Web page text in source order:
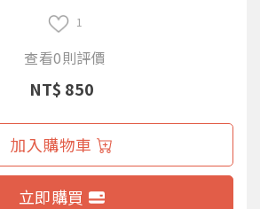
1
查看0則評價
NT$ 850
加入購物車
立即購買